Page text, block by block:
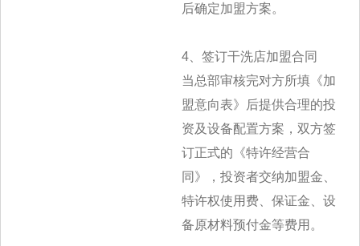
后确定加盟方案。
4、签订干洗店加盟合同
当总部审核完对方所填《加
盟意向表》后提供合理的投
资及设备配置方案，双方签
订正式的《特许经营合
同》，投资者交纳加盟金、
特许权使用费、保证金、设
备原材料预付金等费用。